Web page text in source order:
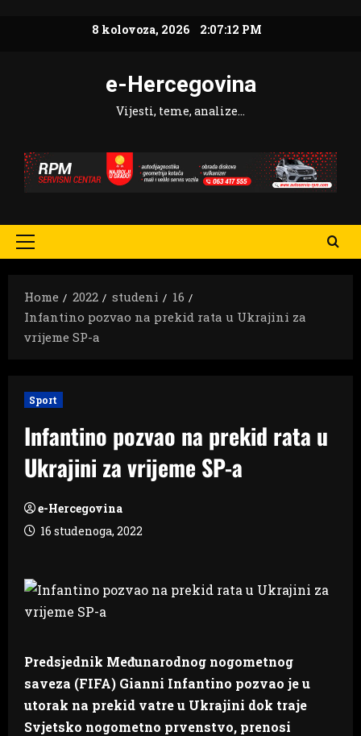
8 kolovoza, 2026 2:07:13 PM
e-Hercegovina
Vijesti, teme, analize…
Primary
Home
2022 studeni
16
Infantino pozvao na prekid rata u Ukrajini za
vrijeme SP-a
Sport
Infantino pozvao na prekid rata u
Ukrajini za vrijeme SP-a
e-Hercegovina
16 studenoga, 2022
Predsjednik Međunarodnog nogometnog
saveza (FIFA) Gianni Infantino pozvao je u
utorak na prekid vatre u Ukrajini dok traje
Svjetsko nogometno prvenstvo, prenosi